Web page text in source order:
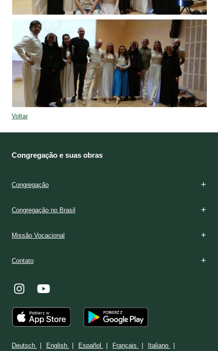
Voltar
Congregação e suas obras
Congregação
Congregação no Brasil
Missão Vocacional
Contato
Deutsch English Español Français Italiano